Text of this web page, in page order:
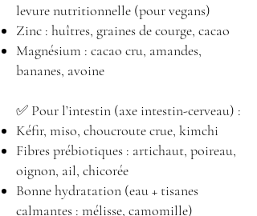
levure nutritionnelle (pour vegans)
Zinc : huîtres, graines de courge, cacao
Magnésium : cacao cru, amandes,
bananes, avoine
✅ Pour l’intestin (axe intestin-cerveau) :
Kéfir, miso, choucroute crue, kimchi
Fibres prébiotiques : artichaut, poireau,
oignon, ail, chicorée
Bonne hydratation (eau + tisanes
calmantes : mélisse, camomille)